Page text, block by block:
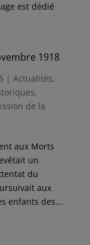
est dédié
1918
| Actualités,
,
de la
aux Morts
un
du
aux
enfants des...